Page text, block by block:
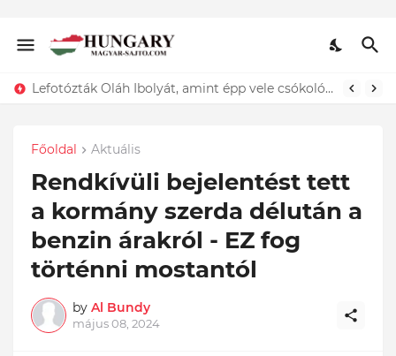
Lefotózták Oláh Ibolyát, amint épp vele csókolózik - EZT nem hiszed el, kinek a karjában kötött ki...ÍME
Főoldal Aktuális
Rendkívüli bejelentést tett
a kormány szerda délután a
benzin árakról - EZ fog
történni mostantól
by Al Bundy
május 08, 2024